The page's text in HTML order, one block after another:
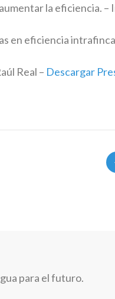
la eficiencia. –
en eficiencia
Real – Descargar
para el futuro.